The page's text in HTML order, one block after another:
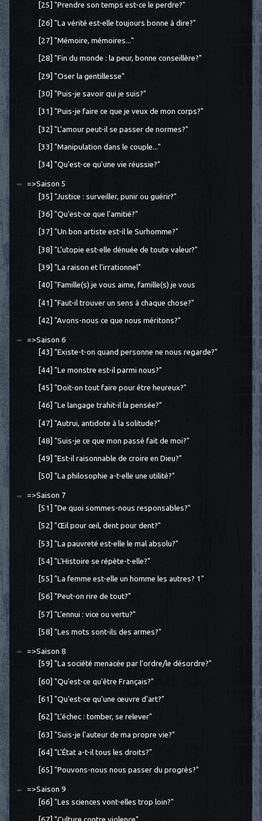
[25] "Prendre son temps est-ce le perdre?"
[26] "La vérité est-elle toujours bonne à dire?"
[27] "Mémoire, mémoires..."
[28] "Fin du monde : la peur, bonne conseillère?"
[29] "Oser la gentillesse"
[30] "Puis-je savoir qui je suis?"
[31] "Puis-je faire ce que je veux de mon corps?"
[32] "L'amour peut-il se passer de normes?"
[33] "Manipulation dans le couple..."
[34] "Qu'est-ce qu'une vie réussie?"
=>Saison 5
[35] "Justice : surveiller, punir ou guérir?"
[36] "Qu'est-ce que l'amitié?"
[37] "Un bon artiste est-il le Surhomme?"
[38] "L’utopie est-elle dénuée de toute valeur?"
[39] "La raison et l'irrationnel"
[40] "Famille(s) je vous aime, famille(s) je vous
[41] "Faut-il trouver un sens à chaque chose?"
[42] "Avons-nous ce que nous méritons?"
=>Saison 6
[43] "Existe-t-on quand personne ne nous regarde?"
[44] "Le monstre est-il parmi nous?"
[45] "Doit-on tout faire pour être heureux?"
[46] "Le langage trahit-il la pensée?"
[47] "Autrui, antidote à la solitude?"
[48] "Suis-je ce que mon passé fait de moi?"
[49] "Est-il raisonnable de croire en Dieu?"
[50] "La philosophie a-t-elle une utilité?"
=>Saison 7
[51] "De quoi sommes-nous responsables?"
[52] "Œil pour œil, dent pour dent?"
[53] "La pauvreté est-elle le mal absolu?"
[54] "L'Histoire se répète-t-elle?"
[55] "La femme est-elle un homme les autres? 1"
[56] "Peut-on rire de tout?"
[57] "L'ennui : vice ou vertu?"
[58] "Les mots sont-ils des armes?"
=>Saison 8
[59] "La société menacée par l'ordre/le désordre?"
[60] "Qu'est-ce qu'être Français?"
[61] "Qu'est-ce qu'une œuvre d'art?"
[62] "L'échec : tomber, se relever"
[63] "Suis-je l'auteur de ma propre vie?"
[64] "L'État a-t-il tous les droits?"
[65] "Pouvons-nous nous passer du progrès?"
=>Saison 9
[66] "Les sciences vont-elles trop loin?"